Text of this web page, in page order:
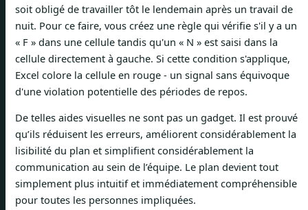
soit obligé de travailler tôt le lendemain après un travail de
nuit. Pour ce faire, vous créez une règle qui vérifie s'il y a un
« F » dans une cellule tandis qu'un « N » est saisi dans la
cellule directement à gauche. Si cette condition s'applique,
Excel colore la cellule en rouge - un signal sans équivoque
d'une violation potentielle des périodes de repos.
De telles aides visuelles ne sont pas un gadget. Il est prouvé
qu’ils réduisent les erreurs, améliorent considérablement la
lisibilité du plan et simplifient considérablement la
communication au sein de l’équipe. Le plan devient tout
simplement plus intuitif et immédiatement compréhensible
pour toutes les personnes impliquées.